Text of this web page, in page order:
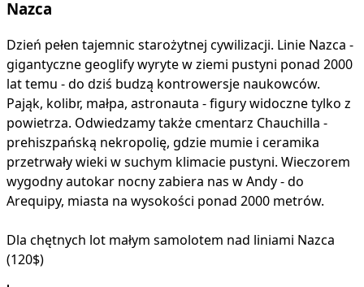
Nazca
Dzień pełen tajemnic starożytnej cywilizacji. Linie Nazca -
gigantyczne geoglify wyryte w ziemi pustyni ponad 2000
lat temu - do dziś budzą kontrowersje naukowców.
Pająk, kolibr, małpa, astronauta - figury widoczne tylko z
powietrza. Odwiedzamy także cmentarz Chauchilla -
prehiszpańską nekropolię, gdzie mumie i ceramika
przetrwały wieki w suchym klimacie pustyni. Wieczorem
wygodny autokar nocny zabiera nas w Andy - do
Arequipy, miasta na wysokości ponad 2000 metrów.
Dla chętnych lot małym samolotem nad liniami Nazca
(120$)